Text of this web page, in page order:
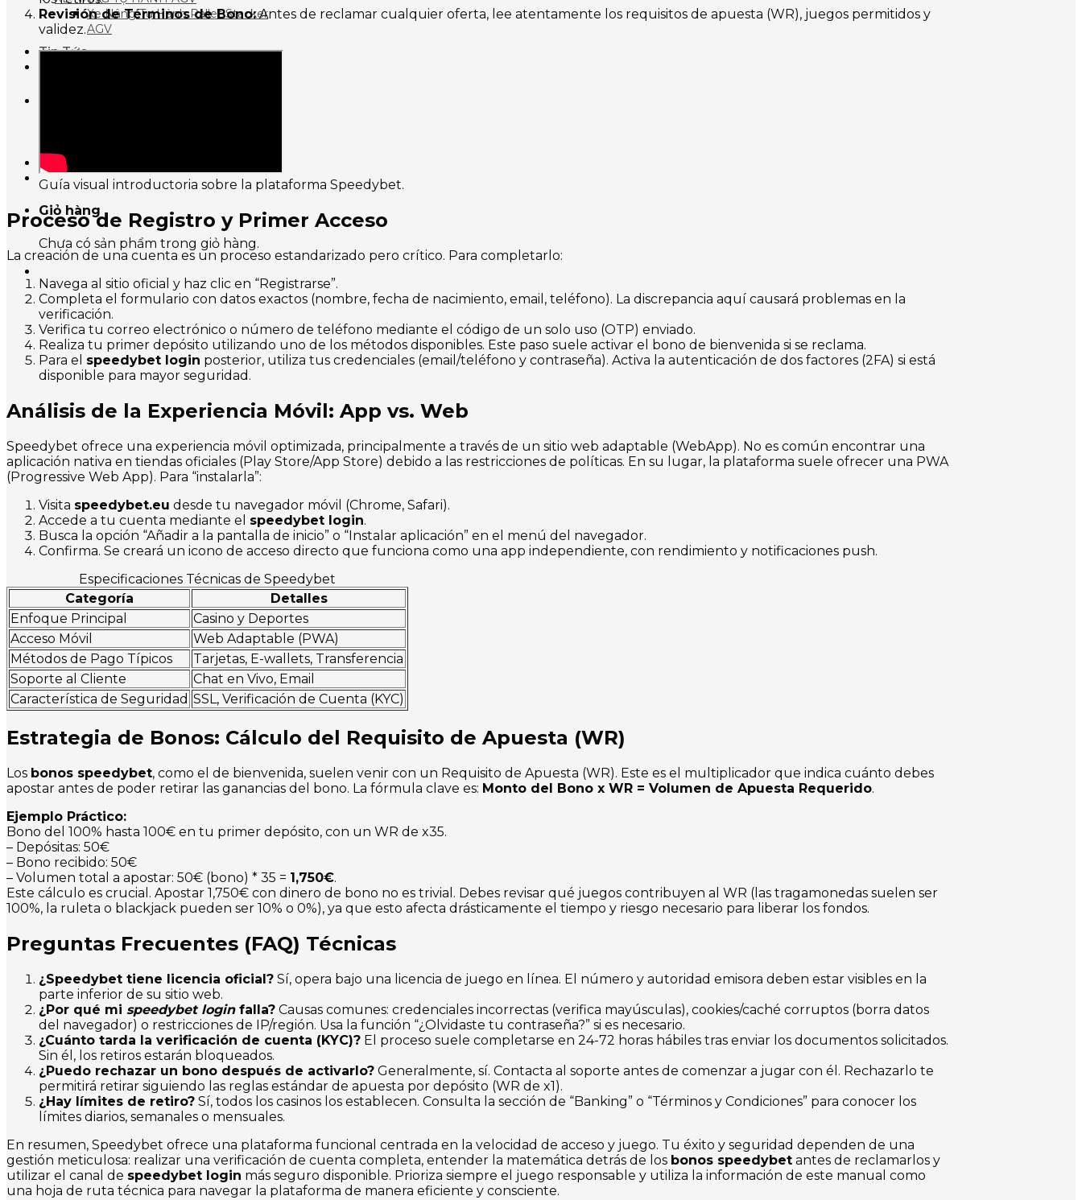
Xe Nâng Tự Hành Pallet Stacker
AGV
Tin Tức
Đăng nhập
Giỏ hàng
Chưa có sản phẩm trong giỏ hàng.
Revisión de Términos de Bono:Antes de reclamar cualquier oferta, lee atentamente los requisitos de apuesta (WR), juegos permitidos y
validez.
Guía visual introductoria sobre la plataforma Speedybet.
Proceso de Registro y Primer Acceso
La creación de una cuenta es un proceso estandarizado pero crítico. Para completarlo:
Navega al sitio oficial y haz clic en “Registrarse”.
Completa el formulario con datos exactos (nombre, fecha de nacimiento, email, teléfono). La discrepancia aquí causará problemas en la
verificación.
Verifica tu correo electrónico o número de teléfono mediante el código de un solo uso (OTP) enviado.
Realiza tu primer depósito utilizando uno de los métodos disponibles. Este paso suele activar el bono de bienvenida si se reclama.
Para el speedybet login posterior, utiliza tus credenciales (email/teléfono y contraseña). Activa la autenticación de dos factores (2FA) si está
disponible para mayor seguridad.
Análisis de la Experiencia Móvil: App vs. Web
Speedybet ofrece una experiencia móvil optimizada, principalmente a través de un sitio web adaptable (WebApp). No es común encontrar una
aplicación nativa en tiendas oficiales (Play Store/App Store) debido a las restricciones de políticas. En su lugar, la plataforma suele ofrecer una PWA
(Progressive Web App). Para “instalarla”:
Visita speedybet.eu desde tu navegador móvil (Chrome, Safari).
Accede a tu cuenta mediante el speedybet login.
Busca la opción “Añadir a la pantalla de inicio” o “Instalar aplicación” en el menú del navegador.
Confirma. Se creará un icono de acceso directo que funciona como una app independiente, con rendimiento y notificaciones push.
Especificaciones Técnicas de Speedybet
Categoría
Detalles
Enfoque Principal
Casino y Deportes
Acceso Móvil
Web Adaptable (PWA)
Métodos de Pago Típicos
Tarjetas, E-wallets, Transferencia
Soporte al Cliente
Chat en Vivo, Email
Característica de Seguridad SSL, Verificación de Cuenta (KYC)
Estrategia de Bonos: Cálculo del Requisito de Apuesta (WR)
Los bonos speedybet, como el de bienvenida, suelen venir con un Requisito de Apuesta (WR). Este es el multiplicador que indica cuánto debes
apostar antes de poder retirar las ganancias del bono. La fórmula clave es: Monto del Bono x WR = Volumen de Apuesta Requerido.
Ejemplo Práctico:
Bono del 100% hasta 100€ en tu primer depósito, con un WR de x35.
– Depósitas: 50€
– Bono recibido: 50€
– Volumen total a apostar: 50€ (bono) * 35 = 1,750€.
Este cálculo es crucial. Apostar 1,750€ con dinero de bono no es trivial. Debes revisar qué juegos contribuyen al WR (las tragamonedas suelen ser
100%, la ruleta o blackjack pueden ser 10% o 0%), ya que esto afecta drásticamente el tiempo y riesgo necesario para liberar los fondos.
Preguntas Frecuentes (FAQ) Técnicas
¿Speedybet tiene licencia oficial? Sí, opera bajo una licencia de juego en línea. El número y autoridad emisora deben estar visibles en la
parte inferior de su sitio web.
¿Por qué mi speedybet loginfalla? Causas comunes: credenciales incorrectas (verifica mayúsculas), cookies/caché corruptos (borra datos
del navegador) o restricciones de IP/región. Usa la función “¿Olvidaste tu contraseña?” si es necesario.
¿Cuánto tarda la verificación de cuenta (KYC)? El proceso suele completarse en 24-72 horas hábiles tras enviar los documentos solicitados.
Sin él, los retiros estarán bloqueados.
¿Puedo rechazar un bono después de activarlo? Generalmente, sí. Contacta al soporte antes de comenzar a jugar con él. Rechazarlo te
permitirá retirar siguiendo las reglas estándar de apuesta por depósito (WR de x1).
¿Hay límites de retiro? Sí, todos los casinos los establecen. Consulta la sección de “Banking” o “Términos y Condiciones” para conocer los
límites diarios, semanales o mensuales.
En resumen, Speedybet ofrece una plataforma funcional centrada en la velocidad de acceso y juego. Tu éxito y seguridad dependen de una
gestión meticulosa: realizar una verificación de cuenta completa, entender la matemática detrás de los bonos speedybet antes de reclamarlos y
utilizar el canal de speedybet login más seguro disponible. Prioriza siempre el juego responsable y utiliza la información de este manual como
una hoja de ruta técnica para navegar la plataforma de manera eficiente y consciente.